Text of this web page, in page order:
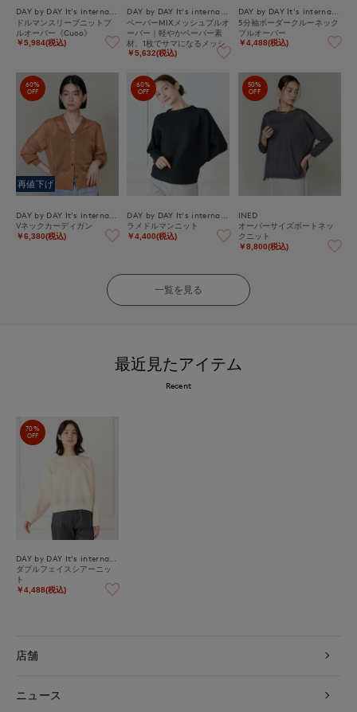
ドルマンスリーブニットプ
ルオーバー《Cuoo》
￥5,984(税込)
ペーパーMIXメッシュプルオ
ーバー｜軽やかペーパー素
材、1枚でサマになるメッシ
ュニット
￥5,632(税込)
5分袖ボーダークルーネック
プルオーバー
￥4,488(税込)
60%
OFF
再値下げ
Vネックカーディガン
￥6,380(税込)
60%
OFF
ラメドルマンニット
￥4,400(税込)
50%
OFF
INED
オーバーサイズボートネッ
クニット
￥8,800(税込)
一覧を見る
最近見たアイテム
Recent
70%
OFF
ダブルフェイスシアーニッ
ト
￥4,488(税込)
店舗
ニュース